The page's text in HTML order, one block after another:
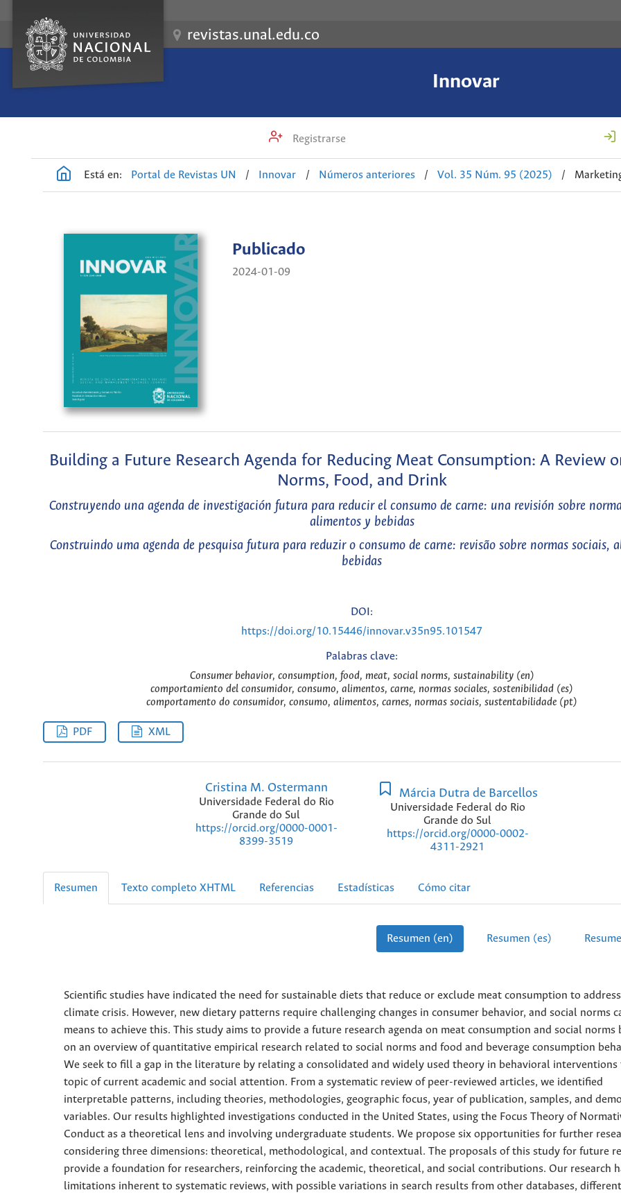
revistas.unal.edu.co
Innovar
Registrarse
Está en: Portal de Revistas UN / Innovar / Números anteriores / Vol. 35 Núm. 95 (2025) /
Publicado
2024-01-09
Building a Future Research Agenda for Reducing Meat Consumption: A Review
Norms, Food, and Drink
Construyendo una agenda de investigación futura para reducir el consumo de carne: una revisión sobre
alimentos y bebidas
Construindo uma agenda de pesquisa futura para reduzir o consumo de carne: revisão sobre normas sociais,
bebidas
DOI:
https://doi.org/10.15446/innovar.v35n95.101547
Palabras clave:
Consumer behavior, consumption, food, meat, social norms, sustainability (en)
comportamiento del consumidor, consumo, alimentos, carne, normas sociales, sostenibilidad (es)
comportamento do consumidor, consumo, alimentos, carnes, normas sociais, sustentabilidade (pt)
PDF XML
Cristina M. Ostermann
Universidade Federal do Rio
Grande do Sul
https://orcid.org/0000-0001-
8399-3519
Márcia Dutra de Barcellos
Universidade Federal do Rio
Grande do Sul
https://orcid.org/0000-0002-
4311-2921
Resumen Texto completo XHTML Referencias Estadísticas Cómo citar
Resumen (en) Resumen (es)
Scientific studies have indicated the need for sustainable diets that reduce or exclude meat consumption to
climate crisis. However, new dietary patterns require challenging changes in consumer behavior, and social norms
means to achieve this. This study aims to provide a future research agenda on meat consumption and social norms
on an overview of quantitative empirical research related to social norms and food and beverage consumption
We seek to fill a gap in the literature by relating a consolidated and widely used theory in behavioral interventions
topic of current academic and social attention. From a systematic review of peer-reviewed articles, we identified
interpretable patterns, including theories, methodologies, geographic focus, year of publication, samples, and
variables. Our results highlighted investigations conducted in the United States, using the Focus Theory of
Conduct as a theoretical lens and involving undergraduate students. We propose six opportunities for further
considering three dimensions: theoretical, methodological, and contextual. The proposals of this study for future
provide a foundation for researchers, reinforcing the academic, theoretical, and social contributions. Our research
limitations inherent to systematic reviews, with possible variations in search results from other databases, different